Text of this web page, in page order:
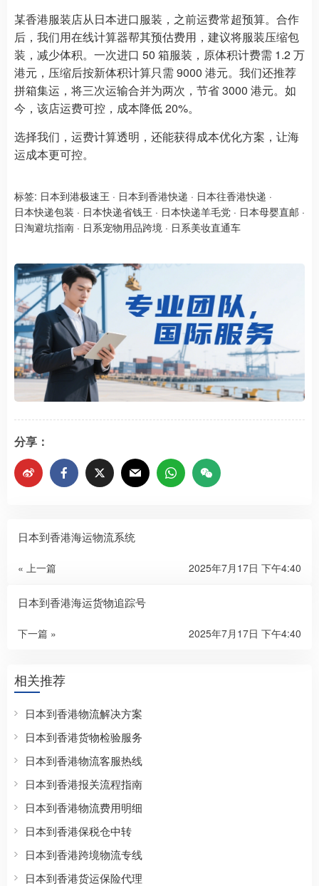
某香港服装店从日本进口服装，之前运费常超预算。合作
后，我们用在线计算器帮其预估费用，建议将服装压缩包
装，减少体积。一次进口 50 箱服装，原体积计费需 1.2 万
港元，压缩后按新体积计算只需 9000 港元。我们还推荐
拼箱集运，将三次运输合并为两次，节省 3000 港元。如
今，该店运费可控，成本降低 20%。
选择我们，运费计算透明，还能获得成本优化方案，让海
运成本更可控。
标签: 日本到港极速王 · 日本到香港快递 · 日本往香港快递 ·
日本快递包装 · 日本快递省钱王 · 日本快递羊毛党 · 日本母婴直邮 ·
日淘避坑指南 · 日系宠物用品跨境 · 日系美妆直通车
分享：
日本到香港海运物流系统
« 上一篇 2025年7月17日 下午4:40
日本到香港海运货物追踪号
下一篇 » 2025年7月17日 下午4:40
相关推荐
日本到香港物流解决方案
日本到香港货物检验服务
日本到香港物流客服热线
日本到香港报关流程指南
日本到香港物流费用明细
日本到香港保税仓中转
日本到香港跨境物流专线
日本到香港货运保险代理